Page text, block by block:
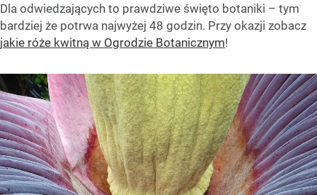
Dla odwiedzających to prawdziwe święto botaniki – tym
bardziej że potrwa najwyżej 48 godzin. Przy okazji zobacz
jakie róże kwitną w Ogrodzie Botanicznym!